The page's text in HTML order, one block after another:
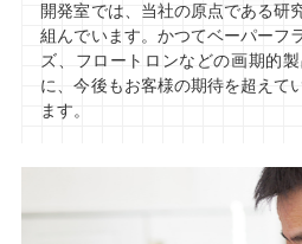
開発室では、当社の原点である研
組んでいます。かつてベーパーフ
ズ、フロートロンなどの画期的
に、今後もお客様の期待を超えて
ます。